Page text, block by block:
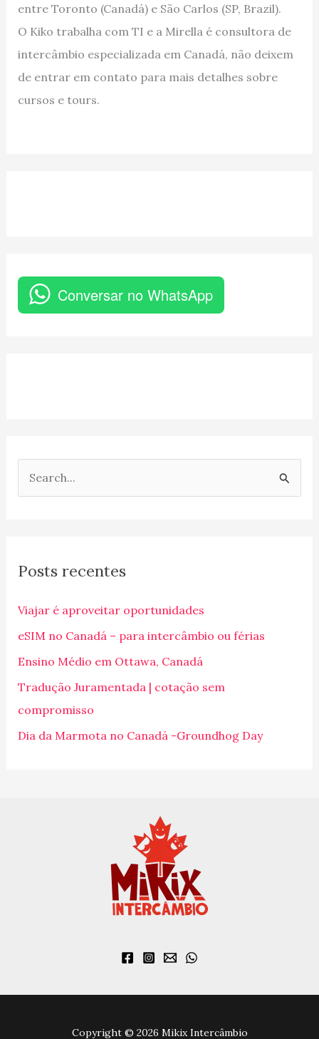
entre Toronto (Canadá) e São Carlos (SP, Brazil).
O Kiko trabalha com TI e a Mirella é consultora de
intercâmbio especializada em Canadá, não deixem
de entrar em contato para mais detalhes sobre
cursos e tours.
Conversar no WhatsApp
u
s
a
r
p
o
r
Posts recentes
Viajar é aproveitar oportunidades
eSIM no Canadá – para intercâmbio ou férias
Ensino Médio em Ottawa, Canadá
Tradução Juramentada | cotação sem
compromisso
Dia da Marmota no Canadá -Groundhog Day
Copyright © 2026 Mikix Intercâmbio